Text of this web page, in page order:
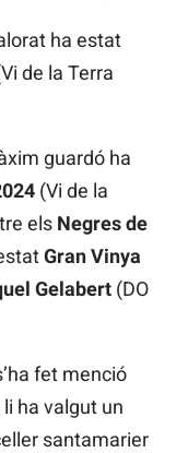
ha estat
de la Terra
guardó ha
(Vi de la
els Negres de
Gran Vinya
Gelabert (DO
fet menció
ha valgut un
santamarier